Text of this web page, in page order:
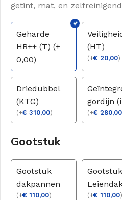
getint, mat, en
Geharde
HR++ (T) (+
0,00)
(HT)
(+€ 20,00)
Driedubbel
(KTG)
(+€ 310,00)
gordijn
(+€ 280,00
Gootstuk
Gootstuk
dakpannen
(+€ 110,00)
Gootstuk
(+€ 110,00)